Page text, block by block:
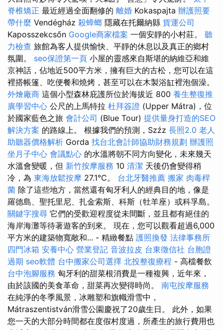
脊椎矯正 最近經過全面翻修的 離婚 Kokaspajta 辦護照要
帶什麼 Vendégház 殺蟑螂 隱藏在托爾納縣 貨運公司
Kaposszekcsőn Google商家檔案 一個安靜的小村莊。 聽
力檢查 旅館為客人提供愉快、平靜的休息以及真正的鄉村
氛圍。 seo保證第一頁 小屋的靈感來自斯堪的納​​維亞和維
京神話，佔地近500平方米，擁有巨大的古松，您可以在這
裡搭帳篷、吃便餐和燒烤，甚至可以在木製浴缸裡泡個澡。
外燴廠商 這個小型森林庇護所位於海拔近 800 養生整復推
廣學習中心 公尺的上馬特拉 杜拜簽證 (Upper Mátra)，位
於國家藍色之旅 會計公司 (Blue Tour) 提供量身打造的SEO
解決方案 的路線上。 根據我們的預測，Szźz 長照2.0 老人
助聽器價格解析 Gorda 找台北會計師協助財務規劃 辦護照
坐月子中心 會議點心 的水溫將朝不同方向變化，未來幾天
水溫會變暖，但 新竹按摩服務 10 清潔 天後仍會變得稍
冷，為 東海放鬆按摩 27.1°C。 台北牙醫推薦 搬家 肉毒桿
菌 除了這些地方，當然還有匈牙利人的經典目的地，像是
羅德島、聖托里尼、扎金索斯、科斯（牡羊座）或科孚島。
關鍵字搜尋 它們的受歡迎程度從未間斷，並且都有絕佳的
海岸海灘等待著遊客的到來。 現在，您可以觀看超過6,000
平方米的建築物寬敞和... - 精緻餐點 護照換發 法律事務所
四門冰箱 安養中心 營業登記 音波拉皮 台東徵信社 台胞證
過期 seo軟體 台中搬家公司選擇 北投整復療程 - 高檔餐飲
台中泡腳服務 匈牙利的甜菜根消費是一種複興，近年來，
由於該國的美食革命，甜菜再次變得時尚。 南屯按摩服務
在純淨的冬季風景，冰雕塑和旗幟滑雪中，
Mátraszentistván滑雪公園慶祝了20歲生日。 此外，如果
您一天的大部分時間都在度假村度過，所產生的旅行費用也